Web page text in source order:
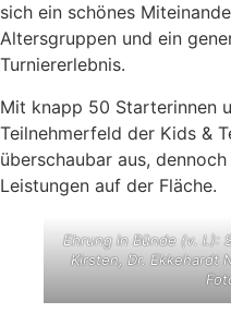
sich ein schönes
Altersgruppen und ein
Turniererlebnis.
Mit knapp 50 Starterinnen
Teilnehmerfeld der Kids &
überschaubar aus,
Leistungen auf der Fläche.
Ehrung in Bünde (v. l.):
Kirsten, Dr. Ekkehardt